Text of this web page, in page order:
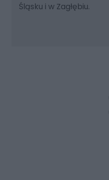
Śląsku i w Zagłębiu.